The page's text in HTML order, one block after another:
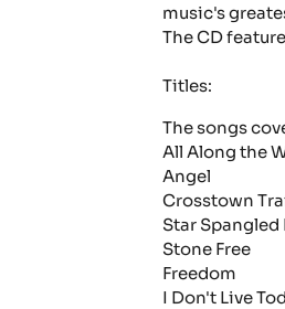
music's
The CD
Titles:
The songs
All Along the
Angel
Crosstown
Star Spangled
Stone Free
Freedom
I Don't Live